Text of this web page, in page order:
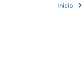
Inicio